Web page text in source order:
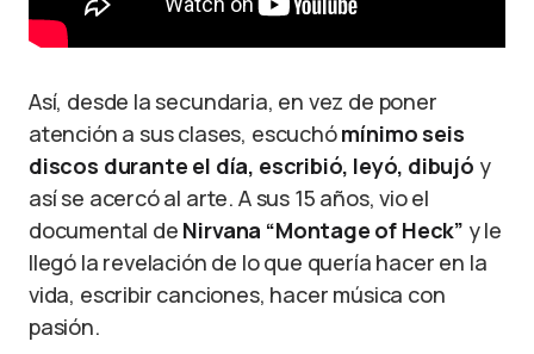
Así, desde la secundaria, en vez de poner
atención a sus clases, escuchómínimo seis
discos durante el día, escribió, leyó, dibujó y
así se acercó al arte. A sus 15 años, vio el
documental de Nirvana “Montage of Heck” y le
llegó la revelación de lo que quería hacer en la
vida, escribir canciones, hacer música con
pasión.